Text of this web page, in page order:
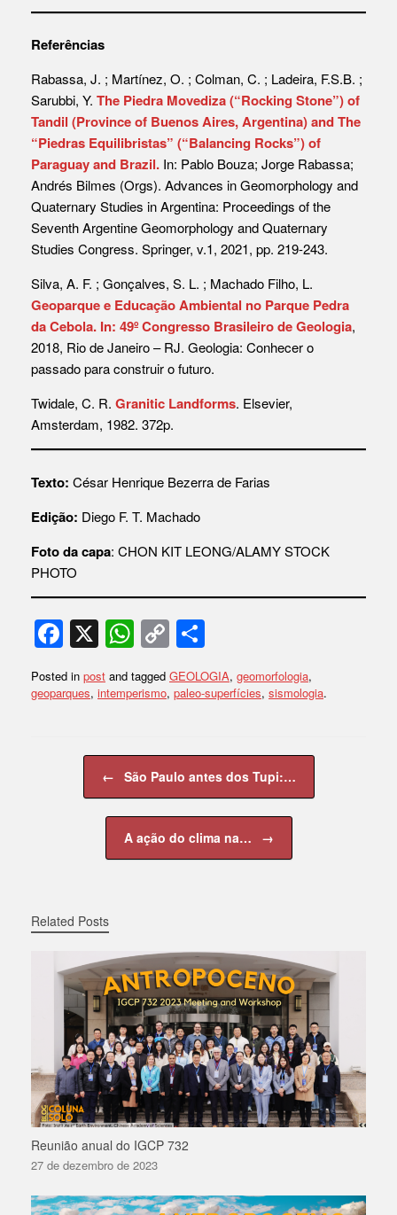
Referências
Rabassa, J. ; Martínez, O. ; Colman, C. ; Ladeira, F.S.B. ;
Sarubbi, Y. The Piedra Movediza (“Rocking Stone”) of
Tandil (Province of Buenos Aires, Argentina) and The
“Piedras Equilibristas” (“Balancing Rocks”) of
Paraguay and Brazil. In: Pablo Bouza; Jorge Rabassa;
Andrés Bilmes (Orgs). Advances in Geomorphology and
Quaternary Studies in Argentina: Proceedings of the
Seventh Argentine Geomorphology and Quaternary
Studies Congress. Springer, v.1, 2021, pp. 219-243.
Silva, A. F. ; Gonçalves, S. L. ; Machado Filho, L.
Geoparque e Educação Ambiental no Parque Pedra
da Cebola. In: 49º Congresso Brasileiro de Geologia,
2018, Rio de Janeiro – RJ. Geologia: Conhecer o
passado para construir o futuro.
Twidale, C. R. Granitic Landforms. Elsevier,
Amsterdam, 1982. 372p.
Texto: César Henrique Bezerra de Farias
Edição: Diego F. T. Machado
Foto da capa: CHON KIT LEONG/ALAMY STOCK
PHOTO
F
a
c
X W
at
A
p
p
C
o
p
Li
n
k
h
ar
Posted in post and tagged GEOLOGIA, geomorfologia,
geoparques, intemperismo, paleo-superfícies, sismologia.
Post navigation
← São Paulo antes dos Tupi:…
A ação do clima na… →
Related Posts
Reunião anual do IGCP 732
27 de dezembro de 2023